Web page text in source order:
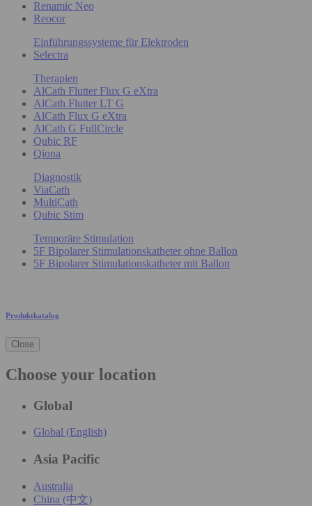
Renamic Neo
Reocor
Einführungssysteme für Elektroden
Selectra
Therapien
AlCath Flutter Flux G eXtra
AlCath Flutter LT G
AlCath Flux G eXtra
AlCath G FullCircle
Qubic RF
Qiona
Diagnostik
ViaCath
MultiCath
Qubic Stim
Temporäre Stimulation
5F Bipolarer Stimulationskatheter ohne Ballon
5F Bipolarer Stimulationskatheter mit Ballon
Produktkatalog
Close
Choose your location
Global
Global (English)
Asia Pacific
Australia
China (中文)